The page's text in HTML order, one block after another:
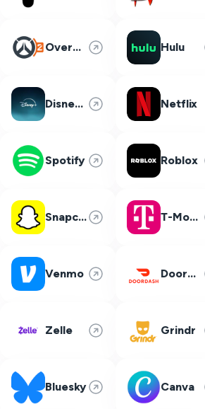
Overwatch 2 Hulu
Disney Plus Netflix
Spotify Roblox
Snapchat T-Mobile
Venmo DoorDash
Zelle Grindr
Bluesky Canva